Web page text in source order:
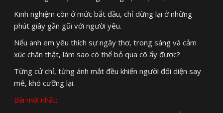
Kinh nghiệm còn ở mức bắt đầu, chỉ dừng lại ở những
phút giây gần gũi với người yêu.
Nếu anh em yêu thích sự ngây thơ, trong sáng và cảm
xúc chân thật, làm sao có thể bỏ qua cô ấy được?
Từng cử chỉ, từng ánh mắt đều khiến người đối diện say
mê, khó cưỡng lại.
Bài mới nhất: